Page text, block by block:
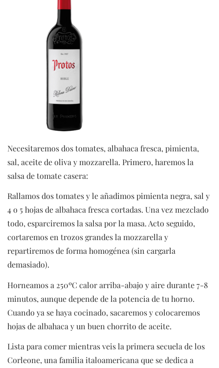
Necesitaremos dos tomates, albahaca fresca, pimienta,
sal, aceite de oliva y mozzarella. Primero, haremos la
salsa de tomate casera:
Rallamos dos tomates y le añadimos pimienta negra, sal y
4 o 5 hojas de albahaca fresca cortadas. Una vez mezclado
todo, esparciremos la salsa por la masa. Acto seguido,
cortaremos en trozos grandes la mozzarella y
repartiremos de forma homogénea (sin cargarla
demasiado).
Horneamos a 250ºC calor arriba-abajo y aire durante 7-8
minutos, aunque depende de la potencia de tu horno.
Cuando ya se haya cocinado, sacaremos y colocaremos
hojas de albahaca y un buen chorrito de aceite.
Lista para comer mientras veis la primera secuela de los
Corleone, una familia italoamericana que se dedica a